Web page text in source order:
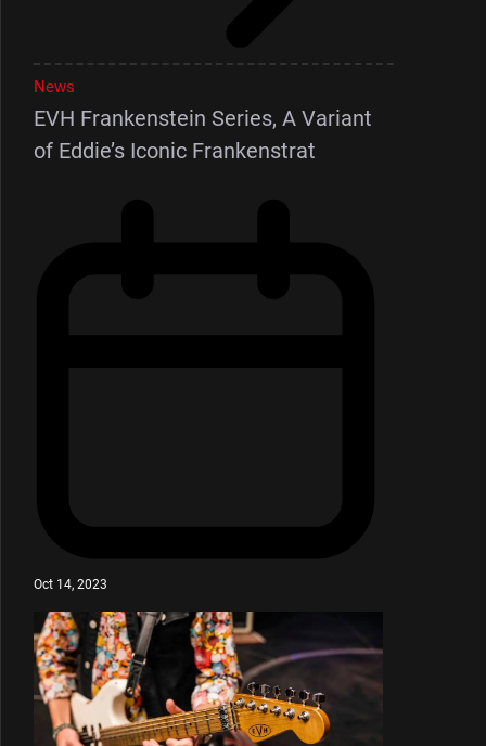
News
EVH Frankenstein Series, A Variant
of Eddie’s Iconic Frankenstrat
Oct 14, 2023